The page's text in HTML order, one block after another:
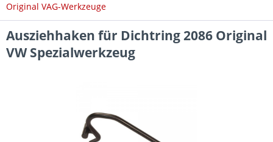
Original VAG-Werkzeuge
Ausziehhaken für Dichtring 2086 Original
VW Spezialwerkzeug